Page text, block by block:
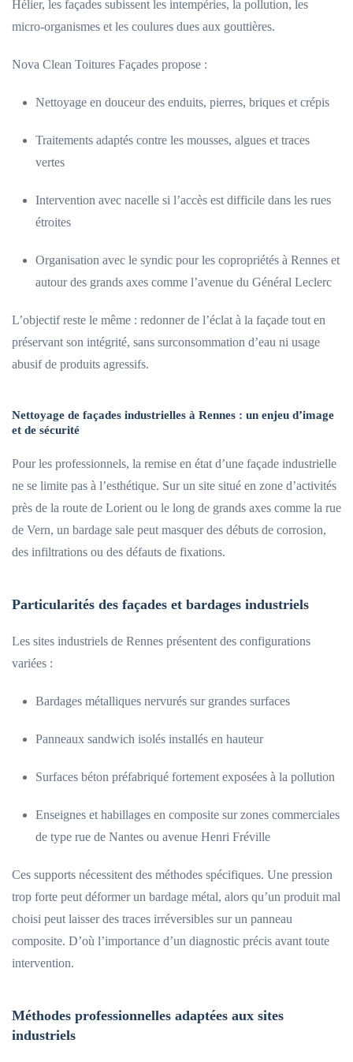
Hélier, les façades subissent les intempéries, la pollution, les
micro-organismes et les coulures dues aux gouttières.
Nova Clean Toitures Façades propose :
Nettoyage en douceur des enduits, pierres, briques et crépis
Traitements adaptés contre les mousses, algues et traces
vertes
Intervention avec nacelle si l’accès est difficile dans les rues
étroites
Organisation avec le syndic pour les copropriétés à Rennes et
autour des grands axes comme l’avenue du Général Leclerc
L’objectif reste le même : redonner de l’éclat à la façade tout en
préservant son intégrité, sans surconsommation d’eau ni usage
abusif de produits agressifs.
Nettoyage de façades industrielles à Rennes : un enjeu d’image
et de sécurité
Pour les professionnels, la remise en état d’une façade industrielle
ne se limite pas à l’esthétique. Sur un site situé en zone d’activités
près de la route de Lorient ou le long de grands axes comme la rue
de Vern, un bardage sale peut masquer des débuts de corrosion,
des infiltrations ou des défauts de fixations.
Particularités des façades et bardages industriels
Les sites industriels de Rennes présentent des configurations
variées :
Bardages métalliques nervurés sur grandes surfaces
Panneaux sandwich isolés installés en hauteur
Surfaces béton préfabriqué fortement exposées à la pollution
Enseignes et habillages en composite sur zones commerciales
de type rue de Nantes ou avenue Henri Fréville
Ces supports nécessitent des méthodes spécifiques. Une pression
trop forte peut déformer un bardage métal, alors qu’un produit mal
choisi peut laisser des traces irréversibles sur un panneau
composite. D’où l’importance d’un diagnostic précis avant toute
intervention.
Méthodes professionnelles adaptées aux sites
industriels